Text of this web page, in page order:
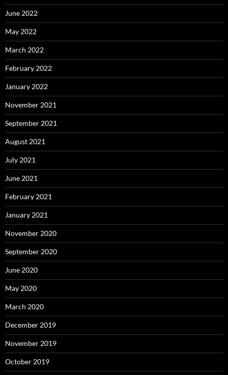
June 2022
May 2022
March 2022
February 2022
January 2022
November 2021
September 2021
August 2021
July 2021
June 2021
February 2021
January 2021
November 2020
September 2020
June 2020
May 2020
March 2020
December 2019
November 2019
October 2019